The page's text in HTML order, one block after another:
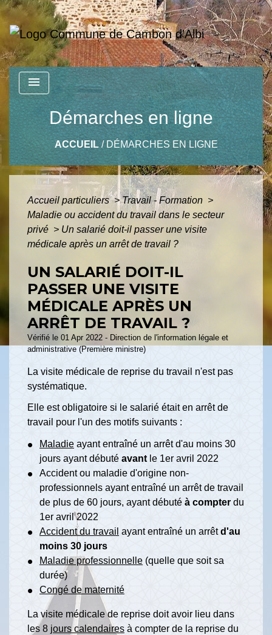
menu
Démarches en ligne
ACCUEIL/ DÉMARCHES EN LIGNE
Accueil particuliers> Travail - Formation >
Maladie ou accident du travail dans le secteur
privé > Un salarié doit-il passer une visite
médicale après un arrêt de travail ?
UN SALARIÉ DOIT-IL
PASSER UNE VISITE
MÉDICALE APRÈS UN
ARRÊT DE TRAVAIL ?
Vérifié le 01 Apr 2022 - Direction de l'information légale et
administrative (Première ministre)
La visite médicale de reprise du travail n'est pas
systématique.
Elle est obligatoire si le salarié était en arrêt de
travail pour l'un des motifs suivants :
Maladie ayant entraîné un arrêt d'au moins 30
jours ayant débuté avantle 1er avril 2022
Accident ou maladie d'origine non-
professionnels ayant entraîné un arrêt de travail
de plus de 60 jours, ayant débuté à compter du
1er avril 2022
Accident du travail ayant entraîné un arrêtd'au
moins 30 jours
Maladie professionnelle (quelle que soit sa
durée)
Congé de maternité
La visite médicale de reprise doit avoir lieu dans
les 8 jours calendaires à compter de la reprise du